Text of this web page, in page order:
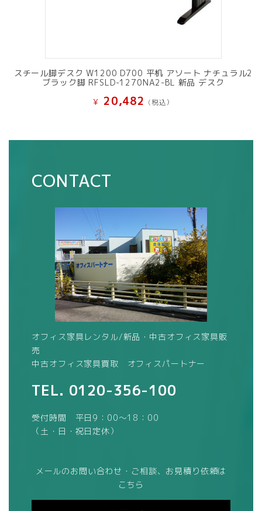
スチール脚デスク W1200 D700 平机 アソート ナチュラル2
ブラック脚 RFSLD-1270NA2-BL 新品 デスク
¥ 20,482 (税込）
CONTACT
オフィス家具レンタル/新品・中古オフィス家具販
売
中古オフィス家具買取 オフィスパートナー
TEL. 0120-356-100
受付時間 平日9：00～18：00
（土・日・祝日定休）
メールのお問い合わせ・ご相談、お見積り依頼は
こちら